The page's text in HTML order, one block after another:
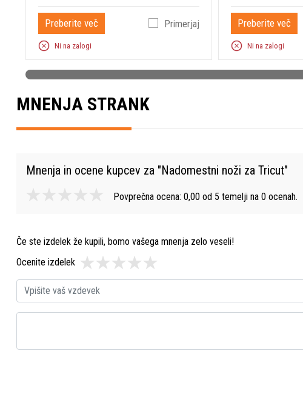
Preberite več Primerjaj
Ni na zalogi
Preberite več
Ni na zalogi
MNENJA STRANK
Mnenja in ocene kupcev za "Nadomestni noži za Tricut"
Povprečna ocena: 0,00 od 5 temelji na 0 ocenah.
Če ste izdelek že kupili, bomo vašega mnenja zelo veseli!
Ocenite izdelek